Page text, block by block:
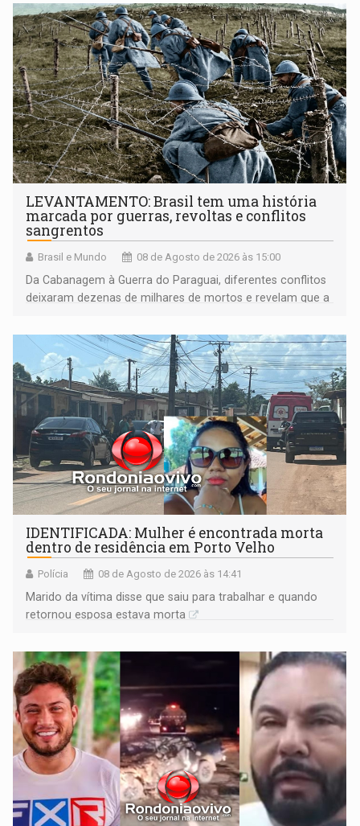
LEVANTAMENTO: Brasil tem uma história
marcada por guerras, revoltas e conflitos
sangrentos
Brasil e Mundo 08 de Agosto de 2026 às 15:00
Da Cabanagem à Guerra do Paraguai, diferentes conflitos
deixaram dezenas de milhares de mortos e revelam que a
territoriais e sociais
IDENTIFICADA: Mulher é encontrada morta
dentro de residência em Porto Velho
Polícia 08 de Agosto de 2026 às 14:41
Marido da vítima disse que saiu para trabalhar e quando
retornou esposa estava morta